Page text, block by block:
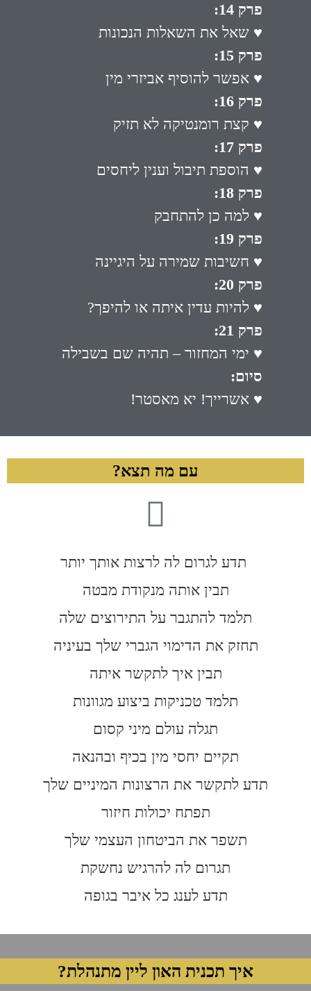
פרק 14:
♥ שאל את השאלות הנכונות
פרק 15:
♥ אפשר להוסיף אביזרי מין
פרק 16:
♥ קצת רומנטיקה לא תזיק
פרק 17:
♥ הוספת תיבול וענין ליחסים
פרק 18:
♥ למה כן להתחבק
פרק 19:
♥ חשיבות שמירה על היגיינה
פרק 20:
♥ להיות עדין איתה או להיפך?
פרק 21:
♥ ימי המחזור – תהיה שם בשבילה
סיום:
♥ אשרייך! יא מאסטר!
עם מה תצא?
תדע לגרום לה לרצות אותך יותר
תבין אותה מנקודת מבטה
תלמד להתגבר על התירוצים שלה
תחזק את הדימוי הגברי שלך בעיניה
תבין איך לתקשר איתה
תלמד טכניקות ביצוע מגוונות
תגלה עולם מיני קסום
תקיים יחסי מין בכיף ובהנאה
תדע לתקשר את הרצונות המיניים שלך
תפתח יכולות חיזור
תשפר את הביטחון העצמי שלך
תגרום לה להרגיש נחשקת
תדע לענג כל איבר בגופה
איך תכנית האון ליין מתנהלת?